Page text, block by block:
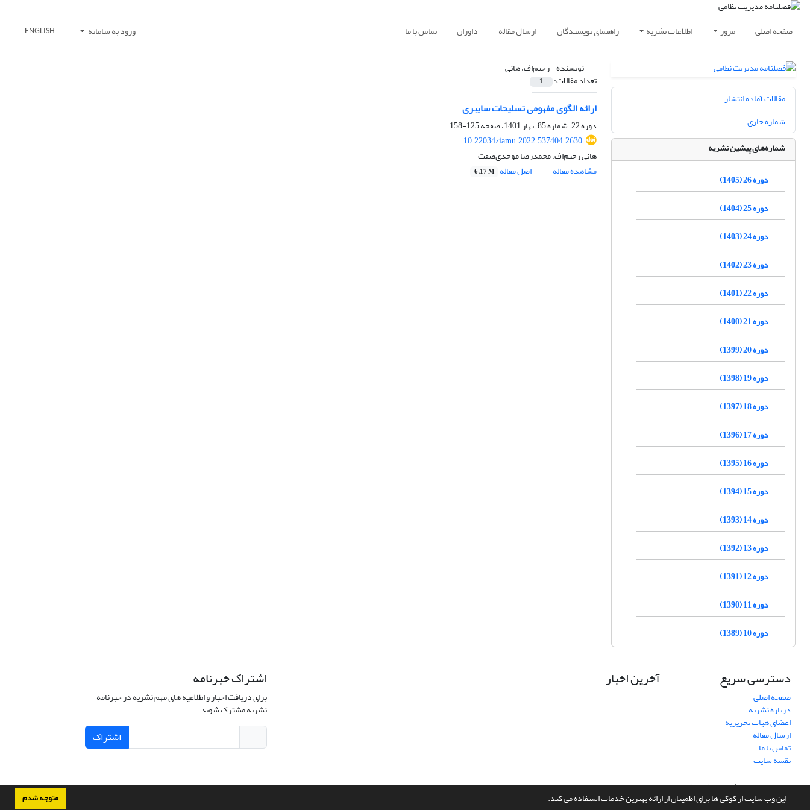
این وب سایت از کوکی ها برای اطمینان از ارائه بهترین خدمات استفاده می کند. متوجه شدم
صفحه اصلی مرور اطلاعات نشریه راهنمای نویسندگان ارسال مقاله داوران تماس با ما ورود به سامانه ENGLISH
نویسنده =رحیم‌اف، هانی
تعداد مقالات: 1
ارائه الگوی مفهومی تسلیحات سایبری
دوره 22، شماره 85، بهار 1401، صفحه
125-158
10.22034/iamu.2022.537404.2630
هانی رحیم‌اف، محمدرضا موحدی‌صفت
مشاهده مقاله
اصل مقاله 6.17 M
مقالات آماده انتشار
شماره جاری
شماره‌های پیشین نشریه
دوره 26 (1405)
دوره 25 (1404)
دوره 24 (1403)
دوره 23 (1402)
دوره 22 (1401)
دوره 21 (1400)
دوره 20 (1399)
دوره 19 (1398)
دوره 18 (1397)
دوره 17 (1396)
دوره 16 (1395)
دوره 15 (1394)
دوره 14 (1393)
دوره 13 (1392)
دوره 12 (1391)
دوره 11 (1390)
دوره 10 (1389)
دسترسی سریع
صفحه اصلی
درباره نشریه
اعضای هیات تحریریه
ارسال مقاله
تماس با ما
نقشه سایت
آخرین اخبار اشتراک خبرنامه
برای دریافت اخبار و اطلاعیه های مهم نشریه در خبرنامه
نشریه مشترک شوید.
اشتراک
سامانه مدیریت نشریات علمی.طراحی و پیاده سازی ازسیناوب